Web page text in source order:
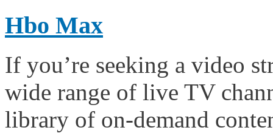
Hbo Max
If you’re seeking a video
wide range of live TV
library of on-demand